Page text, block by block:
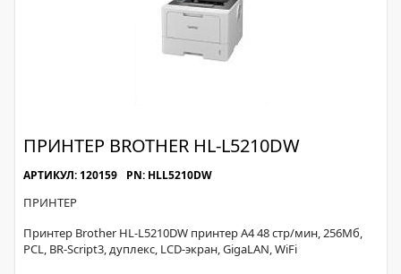
ПРИНТЕР BROTHER HL-L5210DW
АРТИКУЛ: 120159 PN: HLL5210DW
ПРИНТЕР
Принтер Brother HL-L5210DW принтер A4 48 стр/мин, 256Мб,
PCL, BR-Script3, дуплекс, LCD-экран, GigaLAN, WiFi